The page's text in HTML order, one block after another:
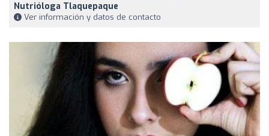
Nutrióloga Tlaquepaque
Ver información y datos de contacto